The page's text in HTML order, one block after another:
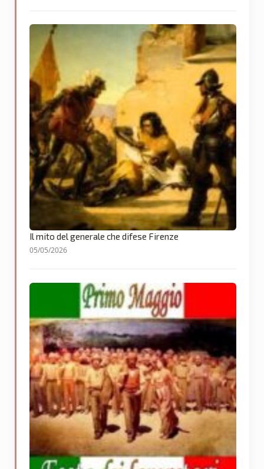
Il mito del generale che difese Firenze
05/05/2026